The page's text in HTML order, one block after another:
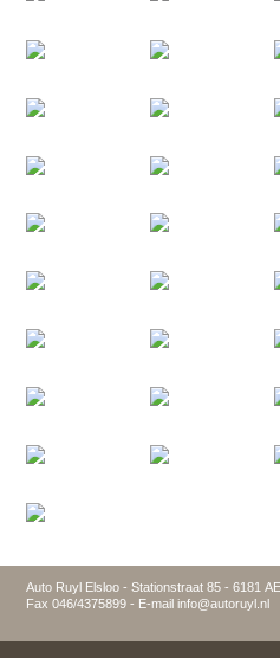
Auto Ruyl Elsloo - Stationstraat 85 - 6181
Fax 046/4375899 - E-mail info@autoruyl.nl